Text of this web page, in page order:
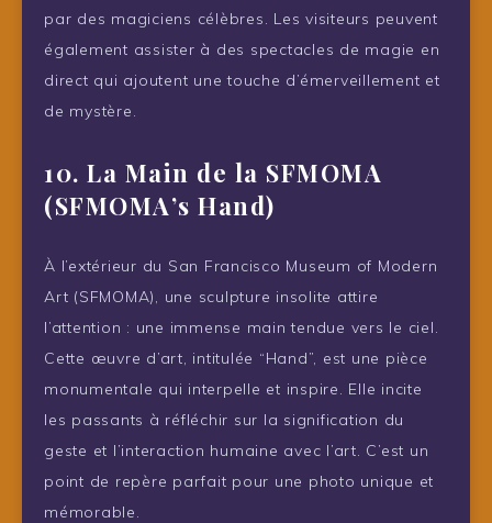
par des magiciens célèbres. Les visiteurs peuvent
également assister à des spectacles de magie en
direct qui ajoutent une touche d’émerveillement et
de mystère.
10. La Main de la SFMOMA
(SFMOMA’s Hand)
À l’extérieur du San Francisco Museum of Modern
Art (SFMOMA), une sculpture insolite attire
l’attention : une immense main tendue vers le ciel.
Cette œuvre d’art, intitulée “Hand”, est une pièce
monumentale qui interpelle et inspire. Elle incite
les passants à réfléchir sur la signification du
geste et l’interaction humaine avec l’art. C’est un
point de repère parfait pour une photo unique et
mémorable.